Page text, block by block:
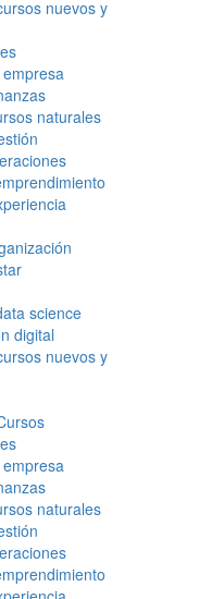
nuevos y
naturales
science
digital
nuevos y
naturales